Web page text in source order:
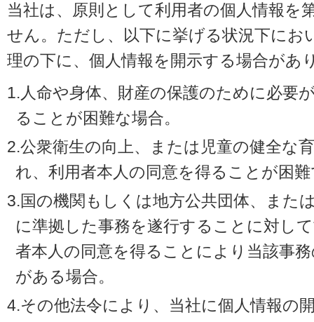
当社は、原則として利用者の個人情報を
せん。ただし、以下に挙げる状況下にお
理の下に、個人情報を開示する場合があ
1.人命や身体、財産の保護のために必要
ることが困難な場合。
2.公衆衛生の向上、または児童の健全な
れ、利用者本人の同意を得ることが困
3.国の機関もしくは地方公共団体、また
に準拠した事務を遂行することに対し
者本人の同意を得ることにより当該事
がある場合。
4.その他法令により、当社に個人情報の